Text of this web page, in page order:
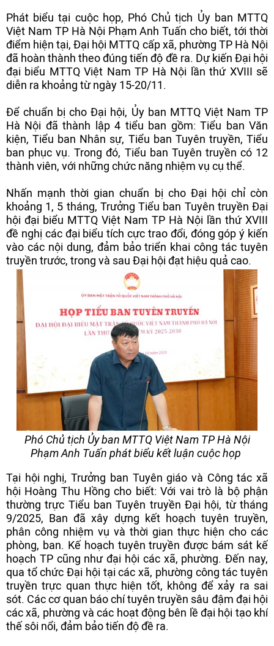
Phát biểu tại cuộc họp, Phó Chủ tịch Ủy ban MTTQ
Việt Nam TP Hà Nội Phạm Anh Tuấn cho biết, tới thời
điểm hiện tại, Đại hội MTTQ cấp xã, phường TP Hà Nội
đã hoàn thành theo đúng tiến độ đề ra. Dự kiến Đại hội
đại biểu MTTQ Việt Nam TP Hà Nội lần thứ XVIII sẽ
diễn ra khoảng từ ngày 15-20/11.
Để chuẩn bị cho Đại hội, Ủy ban MTTQ Việt Nam TP
Hà Nội đã thành lập 4 tiểu ban gồm: Tiểu ban Văn
kiện, Tiểu ban Nhân sự, Tiểu ban Tuyên truyền, Tiểu
ban phục vụ. Trong đó, Tiểu ban Tuyên truyền có 12
thành viên, với những chức năng nhiệm vụ cụ thể.
Nhấn mạnh thời gian chuẩn bị cho Đại hội chỉ còn
khoảng 1, 5 tháng, Trưởng Tiểu ban Tuyên truyền Đại
hội đại biểu MTTQ Việt Nam TP Hà Nội lần thứ XVIII
đề nghị các đại biểu tích cực trao đổi, đóng góp ý kiến
vào các nội dung, đảm bảo triển khai công tác tuyên
truyền trước, trong và sau Đại hội đạt hiệu quả cao.
Phó Chủ tịch Ủy ban MTTQ Việt Nam TP Hà Nội
Phạm Anh Tuấn phát biểu kết luận cuộc họp
Tại hội nghị, Trưởng ban Tuyên giáo và Công tác xã
hội Hoàng Thu Hồng cho biết: Với vai trò là bộ phận
thường trực Tiểu ban Tuyên truyền Đại hội, từ tháng
9/2025, Ban đã xây dựng kết hoạch tuyên truyền,
phân công nhiệm vụ và thời gian thực hiện cho các
phòng, ban. Kế hoạch tuyên truyền được bám sát kế
hoạch TP cũng như đại hội các xã, phường. Đến nay,
qua tổ chức Đại hội tại các xã, phường công tác tuyên
truyền trực quan thực hiện tốt, không để xảy ra sai
sót. Các cơ quan báo chí tuyên truyền sâu đậm đại hội
các xã, phường và các hoạt động bên lề đại hội tạo khí
thế sôi nổi, đảm bảo tiến độ đề ra.